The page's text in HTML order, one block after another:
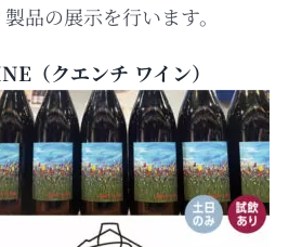
品の展示を行います。
（クエンチ ワイン）